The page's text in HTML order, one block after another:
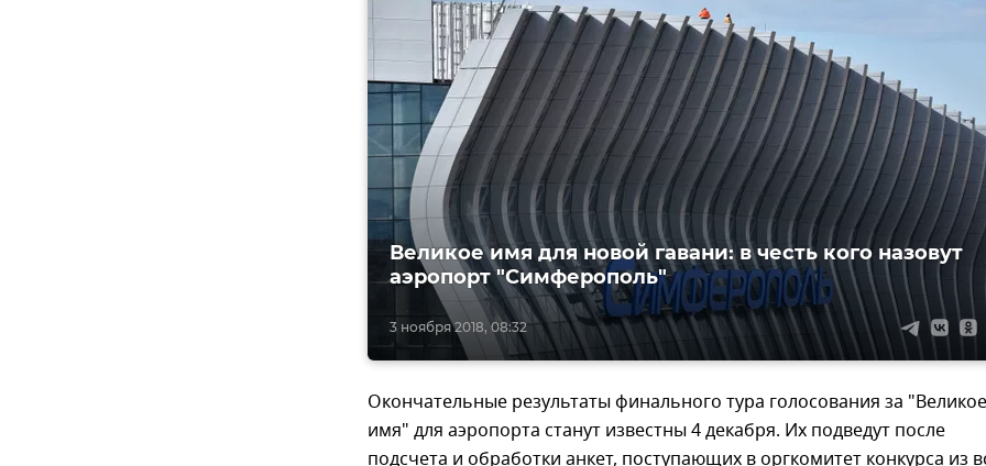
3 ноября 2018, 08:32
Великое имя для новой гавани: в честь кого назовут
аэропорт "Симферополь"
Окончательные результаты финального тура голосования за "Великое
имя" для аэропорта станут известны 4 декабря. Их подведут после
подсчета и обработки анкет, поступающих в оргкомитет конкурса из